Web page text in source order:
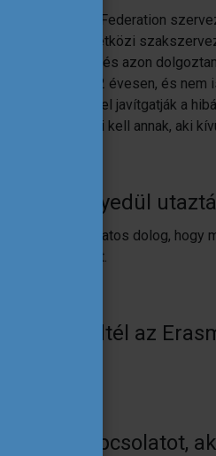
Workers Federation
tömörítő nemzetközi
szerveztünk, és azon
22 évesen, és
türelemmel javítgatják a
hogy segíteni kell annak, aki
egyedül
az egyik csodálatos dolog, hogy
jó élethelyzet.
fejlődtél az
a kapcsolatot,